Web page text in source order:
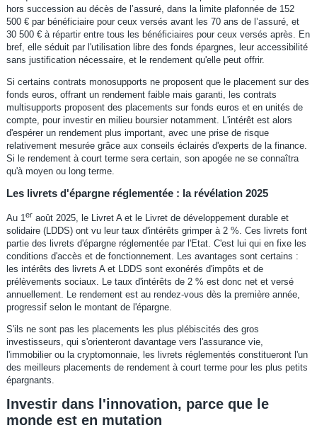
hors succession au décès de l’assuré, dans la limite plafonnée de 152
500 € par bénéficiaire pour ceux versés avant les 70 ans de l’assuré, et
30 500 € à répartir entre tous les bénéficiaires pour ceux versés après. En
bref, elle séduit par l'utilisation libre des fonds épargnes, leur accessibilité
sans justification nécessaire, et le rendement qu'elle peut offrir.
Si certains contrats monosupports ne proposent que le placement sur des
fonds euros, offrant un rendement faible mais garanti, les contrats
multisupports proposent des placements sur fonds euros et en unités de
compte, pour investir en milieu boursier notamment. L'intérêt est alors
d'espérer un rendement plus important, avec une prise de risque
relativement mesurée grâce aux conseils éclairés d'experts de la finance.
Si le rendement à court terme sera certain, son apogée ne se connaîtra
qu'à moyen ou long terme.
Les livrets d'épargne réglementée : la révélation 2025
Au 1 er août 2025, le Livret A et le Livret de développement durable et
solidaire (LDDS) ont vu leur taux d'intérêts grimper à 2 %. Ces livrets font
partie des livrets d'épargne réglementée par l'Etat. C'est lui qui en fixe les
conditions d'accès et de fonctionnement. Les avantages sont certains :
les intérêts des livrets A et LDDS sont exonérés d'impôts et de
prélèvements sociaux. Le taux d'intérêts de 2 % est donc net et versé
annuellement. Le rendement est au rendez-vous dès la première année,
progressif selon le montant de l'épargne.
S'ils ne sont pas les placements les plus plébiscités des gros
investisseurs, qui s'orienteront davantage vers l'assurance vie,
l'immobilier ou la cryptomonnaie, les livrets réglementés constitueront l'un
des meilleurs placements de rendement à court terme pour les plus petits
épargnants.
Investir dans l'innovation, parce que le
monde est en mutation